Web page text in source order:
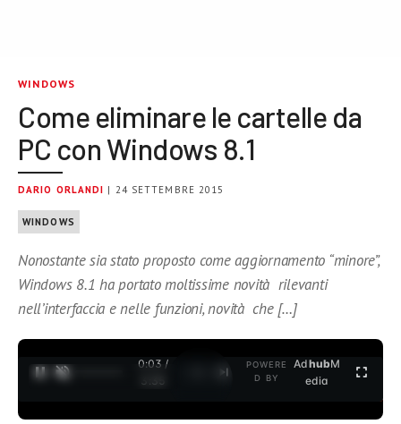
WINDOWS
Come eliminare le cartelle da
PC con Windows 8.1
DARIO ORLANDI | 24 SETTEMBRE 2015
WINDOWS
Nonostante sia stato proposto come aggiornamento “minore”,
Windows 8.1 ha portato moltissime novità rilevanti
nell’interfaccia e nelle funzioni, novità che […]
0:04 /
3:35
POWERE
D BY
AdhubM
edia